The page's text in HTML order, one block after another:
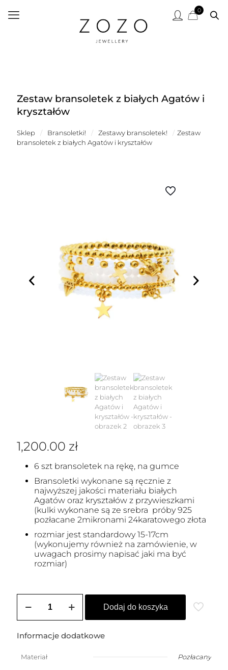
0
Zestaw bransoletek z białych Agatów i
kryształów
Sklep / Bransoletki! / Zestawy bransoletek! / Zestaw
bransoletek z białych Agatów i kryształów
1,200.00 zł
6 szt bransoletek na rękę, na gumce
Bransoletki wykonane są ręcznie z
najwyższej jakości materiału białych
Agatów oraz kryształów z przywieszkami
(kulki wykonane są ze srebra próby 925
pozłacane 2mikronami 24karatowego złota
rozmiar jest standardowy 15-17cm
(wykonujemy również na zamówienie, w
uwagach prosimy napisać jaki ma być
rozmiar)
Zestaw
białych
kryształów
Dodaj do koszyka
Informacje dodatkowe
Materiał Pozłacany